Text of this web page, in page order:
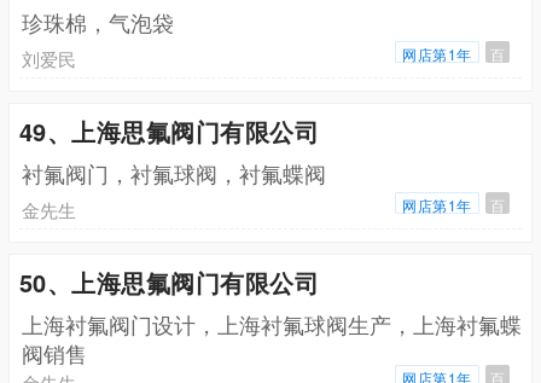
珍珠棉，气泡袋
刘爱民 网店第1年 百
49、上海思氟阀门有限公司
衬氟阀门，衬氟球阀，衬氟蝶阀
金先生 网店第1年 百
50、上海思氟阀门有限公司
上海衬氟阀门设计，上海衬氟球阀生产，上海衬氟蝶
阀销售
网店第1年 百